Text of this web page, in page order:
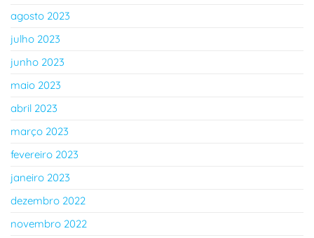
agosto 2023
julho 2023
junho 2023
maio 2023
abril 2023
março 2023
fevereiro 2023
janeiro 2023
dezembro 2022
novembro 2022